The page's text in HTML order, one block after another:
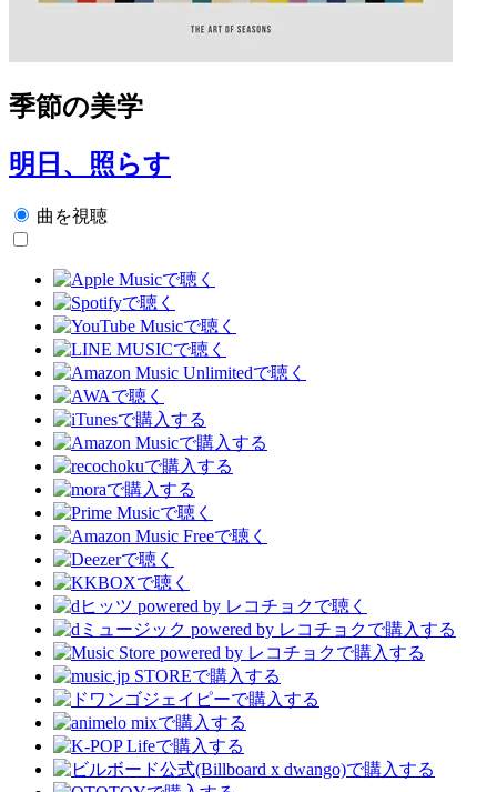
季節の美学
明日、照らす
曲を視聴